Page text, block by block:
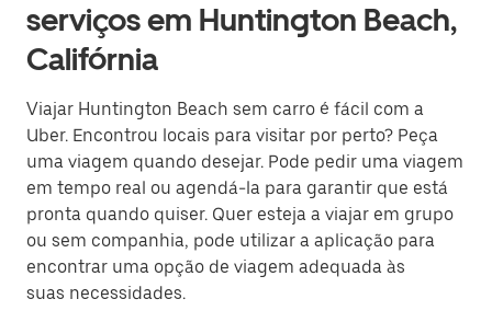
serviços em Huntington Beach,
Califórnia
Viajar Huntington Beach sem carro é fácil com a
Uber. Encontrou locais para visitar por perto? Peça
uma viagem quando desejar. Pode pedir uma viagem
em tempo real ou agendá-la para garantir que está
pronta quando quiser. Quer esteja a viajar em grupo
ou sem companhia, pode utilizar a aplicação para
encontrar uma opção de viagem adequada às
suas necessidades.